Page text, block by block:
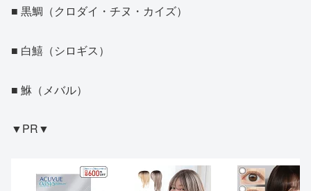
■ 黒鯛（クロダイ・チヌ・カイズ）
■ 白鱚（シロギス）
■ 鮴（メバル）
▼PR▼